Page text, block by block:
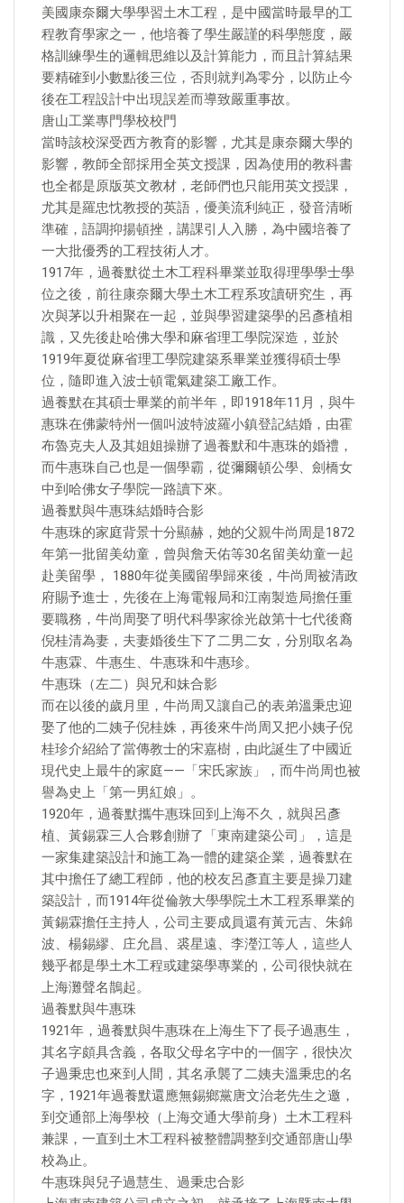
美國康奈爾大學學習土木工程，是中國當時最早的工
程教育學家之一，他培養了學生嚴謹的科學態度，嚴
格訓練學生的邏輯思維以及計算能力，而且計算結果
要精確到小數點後三位，否則就判為零分，以防止今
後在工程設計中出現誤差而導致嚴重事故。
唐山工業專門學校校門
當時該校深受西方教育的影響，尤其是康奈爾大學的
影響，教師全部採用全英文授課，因為使用的教科書
也全都是原版英文教材，老師們也只能用英文授課，
尤其是羅忠忱教授的英語，優美流利純正，發音清晰
準確，語調抑揚頓挫，講課引人入勝，為中國培養了
一大批優秀的工程技術人才。
1917年，過養默從土木工程科畢業並取得理學學士學
位之後，前往康奈爾大學土木工程系攻讀研究生，再
次與茅以升相聚在一起，並與學習建築學的呂彥植相
識，又先後赴哈佛大學和麻省理工學院深造，並於
1919年夏從麻省理工學院建築系畢業並獲得碩士學
位，隨即進入波士頓電氣建築工廠工作。
過養默在其碩士畢業的前半年，即1918年11月，與牛
惠珠在佛蒙特州一個叫波特波羅小鎮登記結婚，由霍
布魯克夫人及其姐姐操辦了過養默和牛惠珠的婚禮，
而牛惠珠自己也是一個學霸，從彌爾頓公學、劍橋女
中到哈佛女子學院一路讀下來。
過養默與牛惠珠結婚時合影
牛惠珠的家庭背景十分顯赫，她的父親牛尚周是1872
年第一批留美幼童，曾與詹天佑等30名留美幼童一起
赴美留學， 1880年從美國留學歸來後，牛尚周被清政
府賜予進士，先後在上海電報局和江南製造局擔任重
要職務，牛尚周娶了明代科學家徐光啟第十七代後裔
倪桂清為妻，夫妻婚後生下了二男二女，分別取名為
牛惠霖、牛惠生、牛惠珠和牛惠珍。
牛惠珠（左二）與兄和妹合影
而在以後的歲月里，牛尚周又讓自己的表弟溫秉忠迎
娶了他的二姨子倪桂姝，再後來牛尚周又把小姨子倪
桂珍介紹給了當傳教士的宋嘉樹，由此誕生了中國近
現代史上最牛的家庭——「宋氏家族」，而牛尚周也被
譽為史上「第一男紅娘」。
1920年，過養默攜牛惠珠回到上海不久，就與呂彥
植、黃錫霖三人合夥創辦了「東南建築公司」，這是
一家集建築設計和施工為一體的建築企業，過養默在
其中擔任了總工程師，他的校友呂彥直主要是操刀建
築設計，而1914年從倫敦大學學院土木工程系畢業的
黃錫霖擔任主持人，公司主要成員還有黃元吉、朱錦
波、楊錫繆、庄允昌、裘星遠、李瀅江等人，這些人
幾乎都是學土木工程或建築學專業的，公司很快就在
上海灘聲名鵲起。
過養默與牛惠珠
1921年，過養默與牛惠珠在上海生下了長子過惠生，
其名字頗具含義，各取父母名字中的一個字，很快次
子過秉忠也來到人間，其名承襲了二姨夫溫秉忠的名
字，1921年過養默還應無錫鄉黨唐文治老先生之邀，
到交通部上海學校（上海交通大學前身）土木工程科
兼課，一直到土木工程科被整體調整到交通部唐山學
校為止。
牛惠珠與兒子過慧生、過秉忠合影